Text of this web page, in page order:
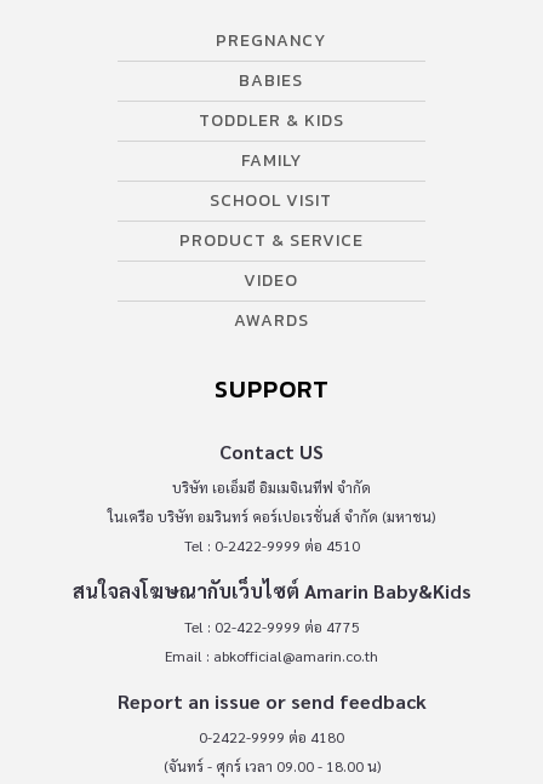
PREGNANCY
BABIES
TODDLER & KIDS
FAMILY
SCHOOL VISIT
PRODUCT & SERVICE
VIDEO
AWARDS
SUPPORT
Contact US
บริษัท เอเอ็มอี อิมเมจิเนทีฟ จำกัด
ในเครือ บริษัท อมรินทร์ คอร์เปอเรชั่นส์ จำกัด (มหาชน)
Tel : 0-2422-9999 ต่อ 4510
สนใจลงโฆษณากับเว็บไซต์ Amarin Baby&Kids
Tel : 02-422-9999 ต่อ 4775
Email : abkofficial@amarin.co.th
Report an issue or send feedback
0-2422-9999 ต่อ 4180
(จันทร์ - ศุกร์ เวลา 09.00 - 18.00 น)